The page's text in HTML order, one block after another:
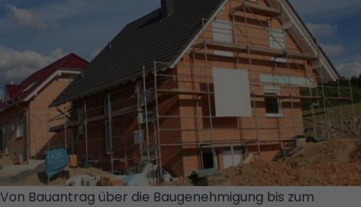
Von Bauantrag über die Baugenehmigung bis zum